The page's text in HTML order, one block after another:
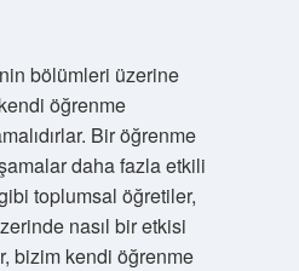
bölümleri üzerine
öğrenme
Bir öğrenme
daha fazla etkili
toplumsal öğretiler,
nasıl bir etkisi
bizim kendi öğrenme